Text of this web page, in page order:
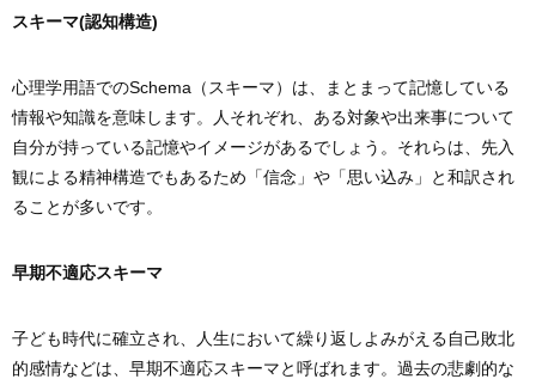
スキーマ(認知構造)
心理学用語でのSchema（スキーマ）は、まとまって記憶している
情報や知識を意味します。人それぞれ、ある対象や出来事について
自分が持っている記憶やイメージがあるでしょう。それらは、先入
観による精神構造でもあるため「信念」や「思い込み」と和訳され
ることが多いです。
早期不適応スキーマ
子ども時代に確立され、人生において繰り返しよみがえる自己敗北
的感情などは、早期不適応スキーマと呼ばれます。過去の悲劇的な